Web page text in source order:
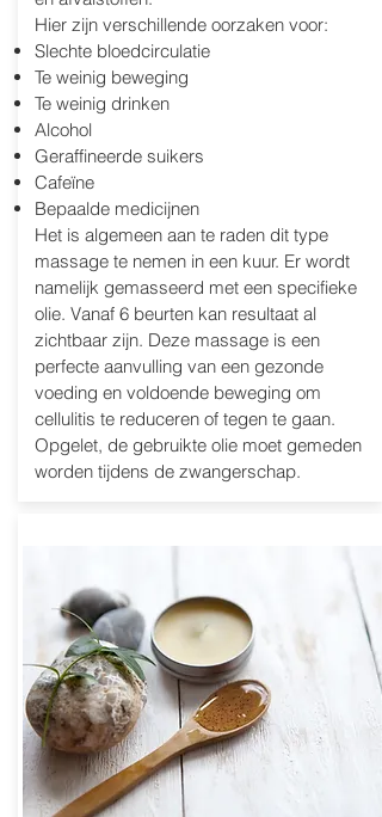
Hier zijn verschillende oorzaken voor:
Slechte bloedcirculatie
Te weinig beweging
Te weinig drinken
Alcohol
Geraffineerde suikers
Cafeïne
Bepaalde medicijnen
Het is algemeen aan te raden dit type
massage te nemen in een kuur. Er wordt
namelijk gemasseerd met een specifieke
olie. Vanaf 6 beurten kan resultaat al
zichtbaar zijn. Deze massage is een
perfecte aanvulling van een gezonde
voeding en voldoende beweging om
cellulitis te reduceren of tegen te gaan.
Opgelet, de gebruikte olie moet gemeden
worden tijdens de zwangerschap.
80 euro / 60 min
10 opvolgende
beurten + 1 gratis